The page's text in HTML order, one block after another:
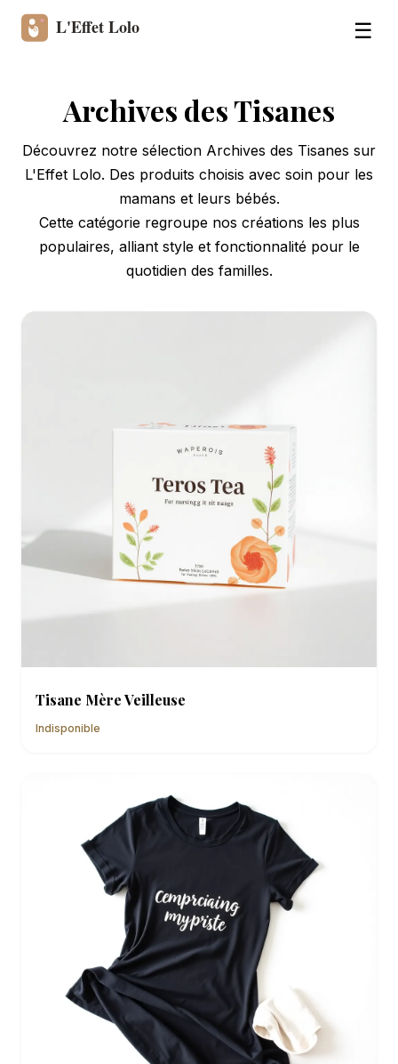
☰
Archives des Tisanes
Découvrez notre sélection Archives des Tisanes sur
L'Effet Lolo. Des produits choisis avec soin pour les
mamans et leurs bébés.
Cette catégorie regroupe nos créations les plus
populaires, alliant style et fonctionnalité pour le
quotidien des familles.
Tisane Mère Veilleuse
Indisponible